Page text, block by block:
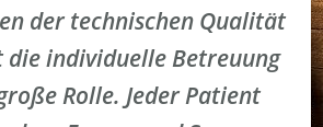
der technischen Qualität
die individuelle Betreuung
Rolle. Jeder Patient